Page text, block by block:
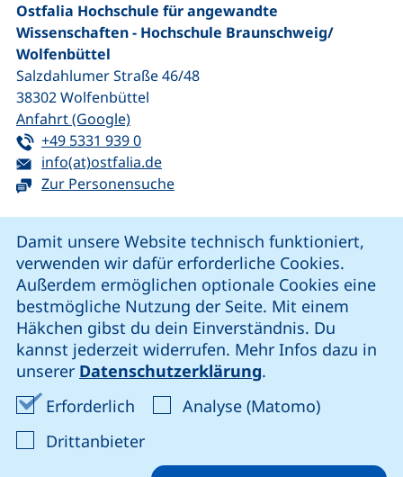
Damit unsere Website technisch funktioniert,
verwenden wir dafür erforderliche Cookies.
Außerdem ermöglichen optionale Cookies eine
bestmögliche Nutzung der Seite. Mit einem
Häkchen gibst du dein Einverständnis. Du
kannst jederzeit widerrufen. Mehr Infos dazu in
unserer Datenschutzerklärung.
Erforderlich Erforderliche Cookies akzeptieren
Analyse (Matomo)Analyse-
Drittanbieter: Cookies von Drittanbieter
Ostfalia Hochschule für angewandte
Wissenschaften - Hochschule Braunschweig/​
Wolfenbüttel
Salzdahlumer Straße 46/48
38302Wolfenbüttel
Anfahrt (Google)(externer Link, öffnet neues Fenster)
Tel:
+49 5331 939 0(startet einen Telefonanruf, wenn Ihr
E-Mail:
info(at)ostfalia.de(öffnet Ihr E-Mail-Programm)
Zur Personensuche
unsere Facebook-Seite (externer Link, öffnet neues
unsere LinkedIn-Seite (externer Link, öffnet
unsere Instagram-Seite (externer Link,
unsere YouTube-Seite (externer
Cookie-Einstellungen
Impressum
Datenschutz
Erklärung zur Barrierefreiheit